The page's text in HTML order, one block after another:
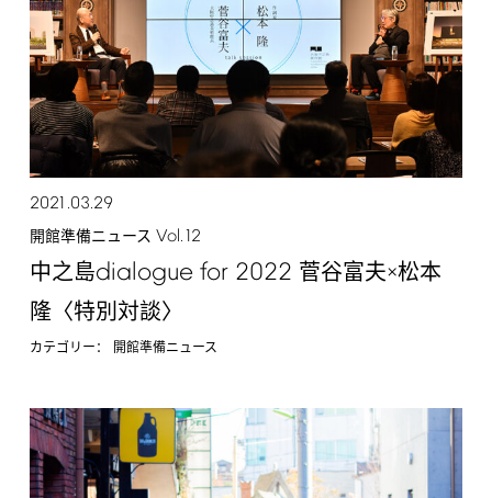
2021.03.29
開館準備ニュース Vol.12
中之島dialogue for 2022 菅谷富夫×松本
隆〈特別対談〉
カテゴリー： 開館準備ニュース